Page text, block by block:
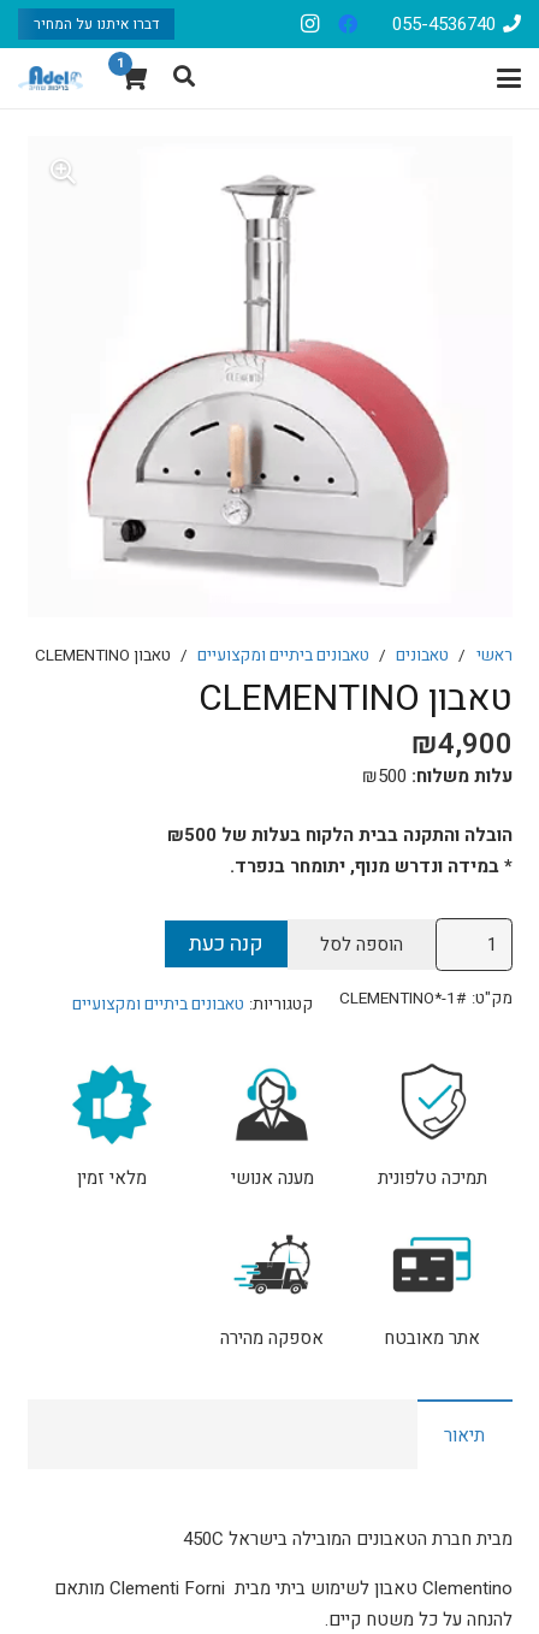
055-4536740 דברו איתנו על המחיר
1
ראשי / טאבונים / טאבונים ביתיים ומקצועיים / טאבון CLEMENTINO
טאבון CLEMENTINO
₪4,900
עלות משלוח: ₪500
הובלה והתקנה בבית הלקוח בעלות של ₪500
* במידה ונדרש מנוף, יתומחר בנפרד.
כמות
של
טאבון
הוספה לסל קנה כעת
מק"ט: CLEMENTINO*-1# קטגוריות: טאבונים ביתיים ומקצועיים
תמיכה טלפונית מענה אנושי מלאי זמין
אתר מאובטח אספקה מהירה
תיאור
מבית חברת הטאבונים המובילה בישראל 450C
Clementino טאבון לשימוש ביתי מבית Clementi Forni מותאם
להנחה על כל משטח קיים.